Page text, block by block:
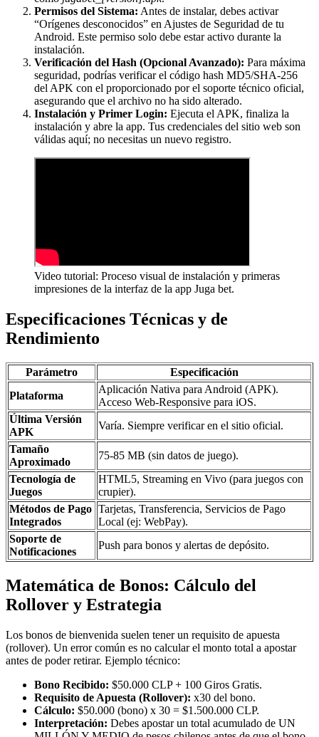
Permisos del Sistema: Antes de instalar, debes activar
“Orígenes desconocidos” en Ajustes de Seguridad de tu
Android. Este permiso solo debe estar activo durante la
instalación.
Verificación del Hash (Opcional Avanzado): Para máxima
seguridad, podrías verificar el código hash MD5/SHA-256
del APK con el proporcionado por el soporte técnico oficial,
asegurando que el archivo no ha sido alterado.
Instalación y Primer Login: Ejecuta el APK, finaliza la
instalación y abre la app. Tus credenciales del sitio web son
válidas aquí; no necesitas un nuevo registro.
Video tutorial: Proceso visual de instalación y primeras
impresiones de la interfaz de la app Juga bet.
Especificaciones Técnicas y de
Rendimiento
Parámetro
Especificación
Plataforma
Aplicación Nativa para Android (APK).
Acceso Web-Responsive para iOS.
Última Versión
APK
Varía. Siempre verificar en el sitio oficial.
Tamaño
Aproximado
75-85 MB (sin datos de juego).
Tecnología de
Juegos
HTML5, Streaming en Vivo (para juegos con
crupier).
Métodos de Pago
Integrados
Tarjetas, Transferencia, Servicios de Pago
Local (ej: WebPay).
Soporte de
Notificaciones
Push para bonos y alertas de depósito.
Matemática de Bonos: Cálculo del
Rollover y Estrategia
Los bonos de bienvenida suelen tener un requisito de apuesta
(rollover). Un error común es no calcular el monto total a apostar
antes de poder retirar. Ejemplo técnico:
Bono Recibido: $50.000 CLP + 100 Giros Gratis.
Requisito de Apuesta (Rollover): x30 del bono.
Cálculo: $50.000 (bono) x 30 = $1.500.000 CLP.
Interpretación: Debes apostar un total acumulado de UN